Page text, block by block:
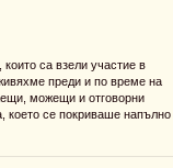
са взели участие в
преди и по време на
можещи и отговорни
което се покриваше напълно